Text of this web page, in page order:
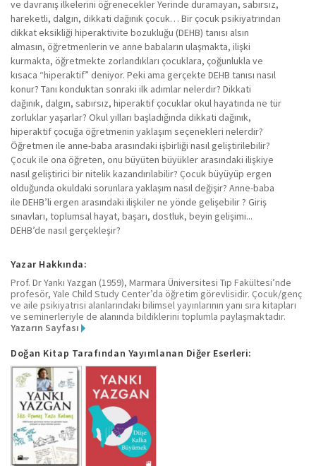
ve davranış ilkelerini öğrenecekler Yerinde duramayan, sabırsız,
hareketli, dalgın, dikkati dağınık çocuk… Bir çocuk psikiyatrından
dikkat eksikliği hiperaktivite bozukluğu (DEHB) tanısı alsın
almasın, öğretmenlerin ve anne babaların ulaşmakta, ilişki
kurmakta, öğretmekte zorlandıkları çocuklara, çoğunlukla ve
kısaca “hiperaktif” deniyor. Peki ama gerçekte DEHB tanısı nasıl
konur? Tanı konduktan sonraki ilk adımlar nelerdir? Dikkati
dağınık, dalgın, sabırsız, hiperaktif çocuklar okul hayatında ne tür
zorluklar yaşarlar? Okul yılları başladığında dikkati dağınık,
hiperaktif çocuğa öğretmenin yaklaşım seçenekleri nelerdir?
Öğretmen ile anne-baba arasındaki işbirliği nasıl geliştirilebilir?
Çocuk ile ona öğreten, onu büyüten büyükler arasındaki ilişkiye
nasıl geliştirici bir nitelik kazandırılabilir? Çocuk büyüyüp ergen
olduğunda okuldaki sorunlara yaklaşım nasıl değişir? Anne-baba
ile DEHB’li ergen arasındaki ilişkiler ne yönde gelişebilir ? Giriş
sınavları, toplumsal hayat, başarı, dostluk, beyin gelişimi...
DEHB’de nasıl gerçekleşir?
Yazar Hakkında:
Prof. Dr Yankı Yazgan (1959), Marmara Üniversitesi Tıp Fakültesi’nde
profesör, Yale Child Study Center’da öğretim görevlisidir. Çocuk/genç
ve aile psikiyatrisi alanlarındaki bilimsel yayınlarının yanı sıra kitapları
ve seminerleriyle de alanında bildiklerini toplumla paylaşmaktadır.
Yazarın Sayfası
Doğan Kitap Tarafından Yayımlanan Diğer Eserleri: